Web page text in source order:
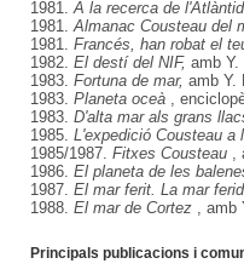
1981.
A la recerca de
1981.
Almanac Cousteau del
1981.
Francés, han robat el
1982. El destí del NIF, amb Y.
1983. Fortuna de mar, amb Y.
1983. Planeta oceà
,
1983. D'alta mar als grans
1985. L'expedició Cousteau a
1985/1987. Fitxes Cousteau
1986. El planeta de les
1987. El mar ferit. La mar
1988. El mar de Cortez ,
Principals publicacions i